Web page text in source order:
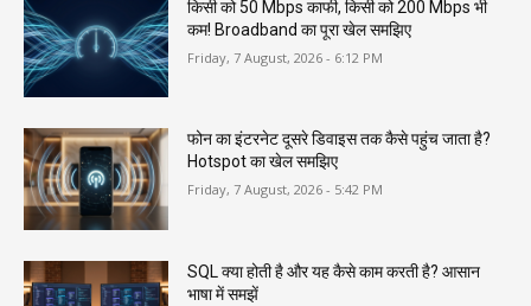
किसी को 50 Mbps काफी, किसी को 200 Mbps भी
कम! Broadband का पूरा खेल समझिए
Friday, 7 August, 2026 - 6:12 PM
फोन का इंटरनेट दूसरे डिवाइस तक कैसे पहुंच जाता है?
Hotspot का खेल समझिए
Friday, 7 August, 2026 - 5:42 PM
SQL क्या होती है और यह कैसे काम करती है? आसान
भाषा में समझें